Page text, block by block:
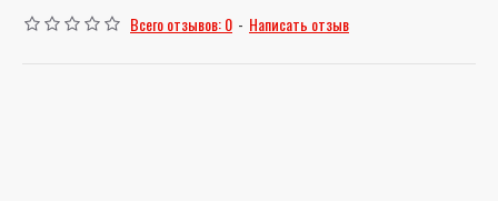
Всего отзывов: 0 - Написать отзыв